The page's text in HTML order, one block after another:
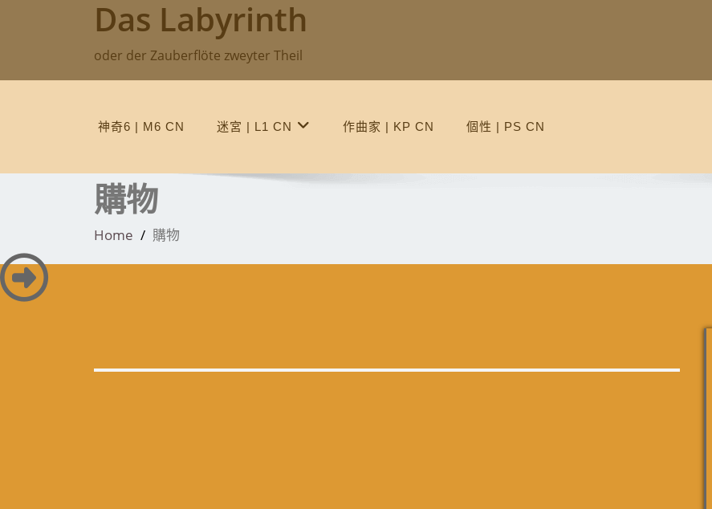
Das Labyrinth
oder der Zauberflöte zweyter Theil
神奇6 | M6 CN 迷宮 | L1 CN 作曲家 | KP CN 個性 | PS CN
購物
Home 購物